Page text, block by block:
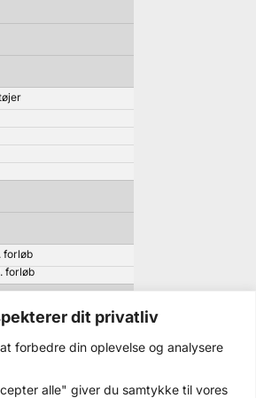
dit privatliv
forbedre din oplevelse og analysere
alle" giver du samtykke til vores
forløb
forløb